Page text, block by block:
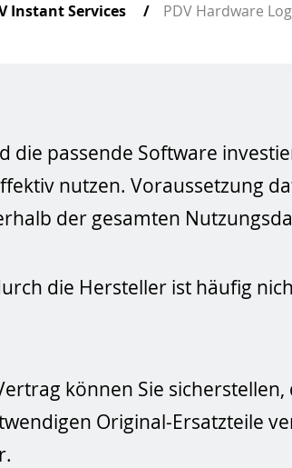
Instant Services PDV Hardware
die passende Software
nutzen. Voraussetzung
der gesamten
die Hersteller ist häufig
können Sie
Original-Ersatzteile